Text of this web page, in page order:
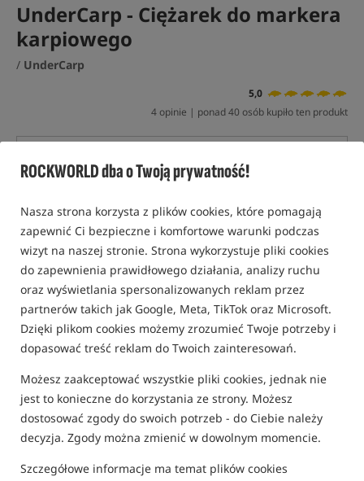
ROCKWORLD dba o Twoją prywatność!
Nasza strona korzysta z plików cookies, które pomagają
zapewnić Ci bezpieczne i komfortowe warunki podczas
wizyt na naszej stronie. Strona wykorzystuje pliki cookies
do zapewnienia prawidłowego działania, analizy ruchu
oraz wyświetlania spersonalizowanych reklam przez
partnerów takich jak Google, Meta, TikTok oraz Microsoft.
Dzięki plikom cookies możemy zrozumieć Twoje potrzeby i
dopasować treść reklam do Twoich zainteresowań.
Możesz zaakceptować wszystkie pliki cookies, jednak nie
jest to konieczne do korzystania ze strony. Możesz
dostosować zgody do swoich potrzeb - do Ciebie należy
decyzja. Zgody można zmienić w dowolnym momencie.
Szczegółowe informacje ma temat plików cookies
UnderCarp - Ciężarek do markera
karpiowego
/ UnderCarp
5,0
4 opinie | ponad 40 osób kupiło ten produkt